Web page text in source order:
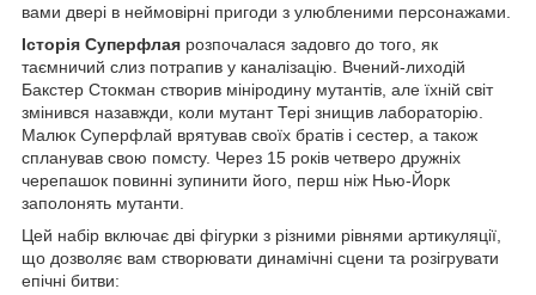
вами двері в неймовірні пригоди з улюбленими персонажами.
Історія Суперфлая розпочалася задовго до того, як
таємничий слиз потрапив у каналізацію. Вчений-лиходій
Бакстер Стокман створив мініродину мутантів, але їхній світ
змінився назавжди, коли мутант Тері знищив лабораторію.
Малюк Суперфлай врятував своїх братів і сестер, а також
спланував свою помсту. Через 15 років четверо дружніх
черепашок повинні зупинити його, перш ніж Нью-Йорк
заполонять мутанти.
Цей набір включає дві фігурки з різними рівнями артикуляції,
що дозволяє вам створювати динамічні сцени та розігрувати
епічні битви: